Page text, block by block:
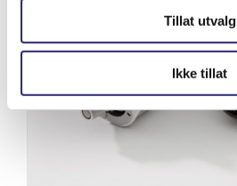
Tillat utvalg
Ikke tillat